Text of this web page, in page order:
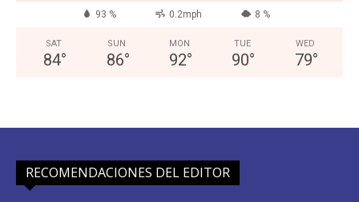
93 % 0.2mph 8 %
SAT
84°
SUN
86°
MON
92°
TUE
90°
WED
79°
RECOMENDACIONES DEL EDITOR